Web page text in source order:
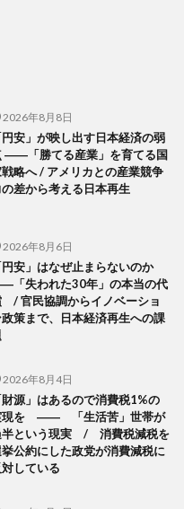
2026年8月8日
円安」が映し出す日本経済の弱
――「勝てる産業」を育てる国
略へ / アメリカとの産業競争
の差から考える日本再生
2026年8月6日
円安」はなぜ止まらないのか
「失われた30年」の本当の代
/ 官民協調からイノベーショ
政策まで、日本経済再生への課
2026年8月4日
財源」はあるので消費税1%の
現を ―― 「生活苦」世帯が
半という現実 / 消費税減税を
公約にした政党が消費減税に
対している